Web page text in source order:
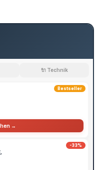
🔌 Technik
Bestseller
→
-33%